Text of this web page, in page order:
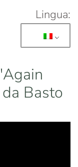
Lingua:
Basto